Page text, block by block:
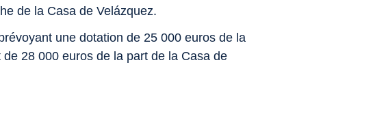
de la Casa de Velázquez.
une dotation de 25 000 euros de la
de 28 000 euros de la part de la Casa de